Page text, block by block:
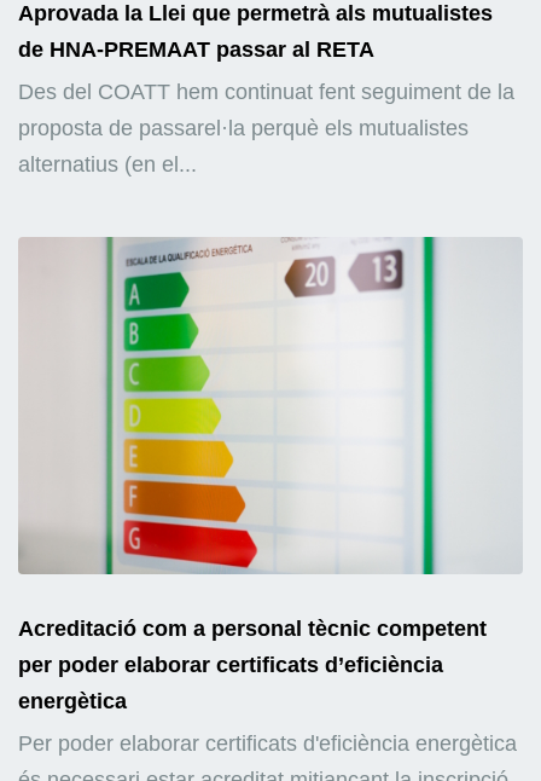
Aprovada la Llei que permetrà als mutualistes
de HNA-PREMAAT passar al RETA
Des del COATT hem continuat fent seguiment de la
proposta de passarel·la perquè els mutualistes
alternatius (en el...
Acreditació com a personal tècnic competent
per poder elaborar certificats d’eficiència
energètica
Per poder elaborar certificats d'eficiència energètica